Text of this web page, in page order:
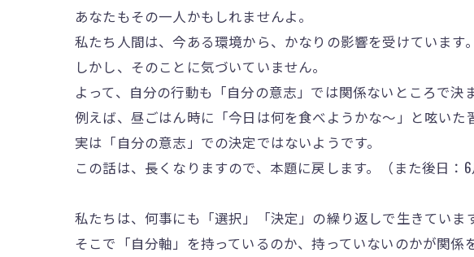
あなたもその一人かもしれませんよ。
私たち人間は、今ある環境から、かなりの影響を受けています。
しかし、そのことに気づいていません。
よって、自分の行動も「自分の意志」では関係ないところで決
例えば、昼ごはん時に「今日は何を食べようかな〜」と呟い
実は「自分の意志」での決定ではないようです。
この話は、長くなりますので、本題に戻します。（また後日：6
私たちは、何事にも「選択」「決定」の繰り返しで生きていま
そこで「自分軸」を持っているのか、持っていないのかが関係